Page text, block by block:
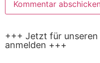
+++ Jetzt für
anmelden +++